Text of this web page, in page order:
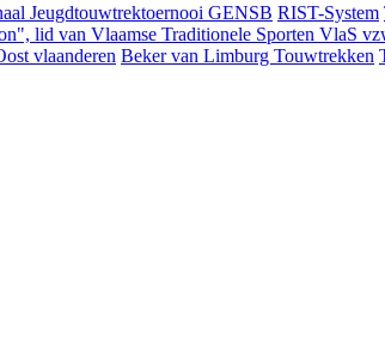
Jeugdtouwtrektoernooi GENSB RIST-System
lid van Vlaamse Traditionele Sporten VlaS
vlaanderen Beker van Limburg Touwtrekken